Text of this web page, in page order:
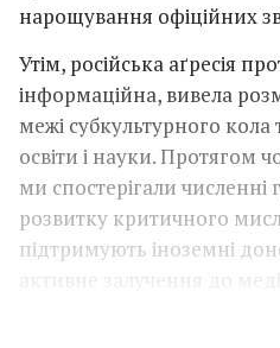
нарощування офіційних
Утім, російська аґресія
інформаційна, вивела
межі субкультурного кола
освіти і науки. Протягом
ми спостерігали численні
розвитку критичного
підтримують іноземні